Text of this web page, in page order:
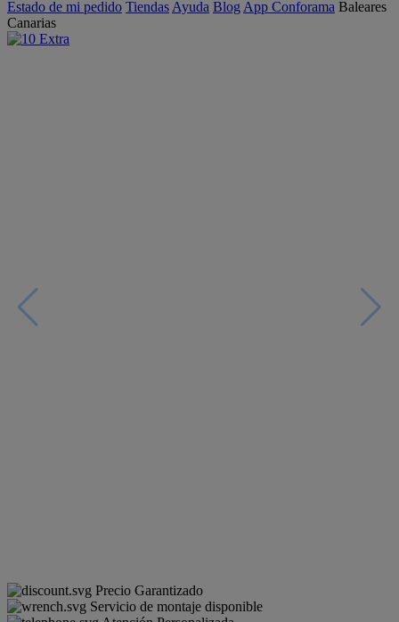
Estado de mi pedido Tiendas Ayuda Blog App Conforama Baleares
Canarias
Precio Garantizado
Servicio de montaje disponible